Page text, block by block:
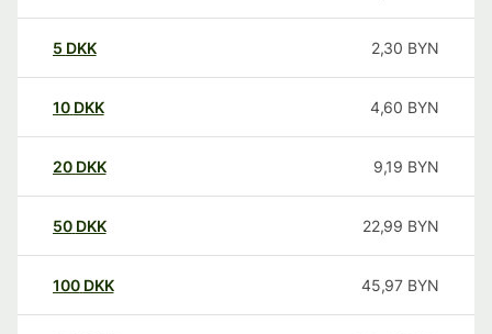
5 DKK 2,30 BYN
10 DKK 4,60 BYN
20 DKK 9,19 BYN
50 DKK 22,99 BYN
100 DKK 45,97 BYN